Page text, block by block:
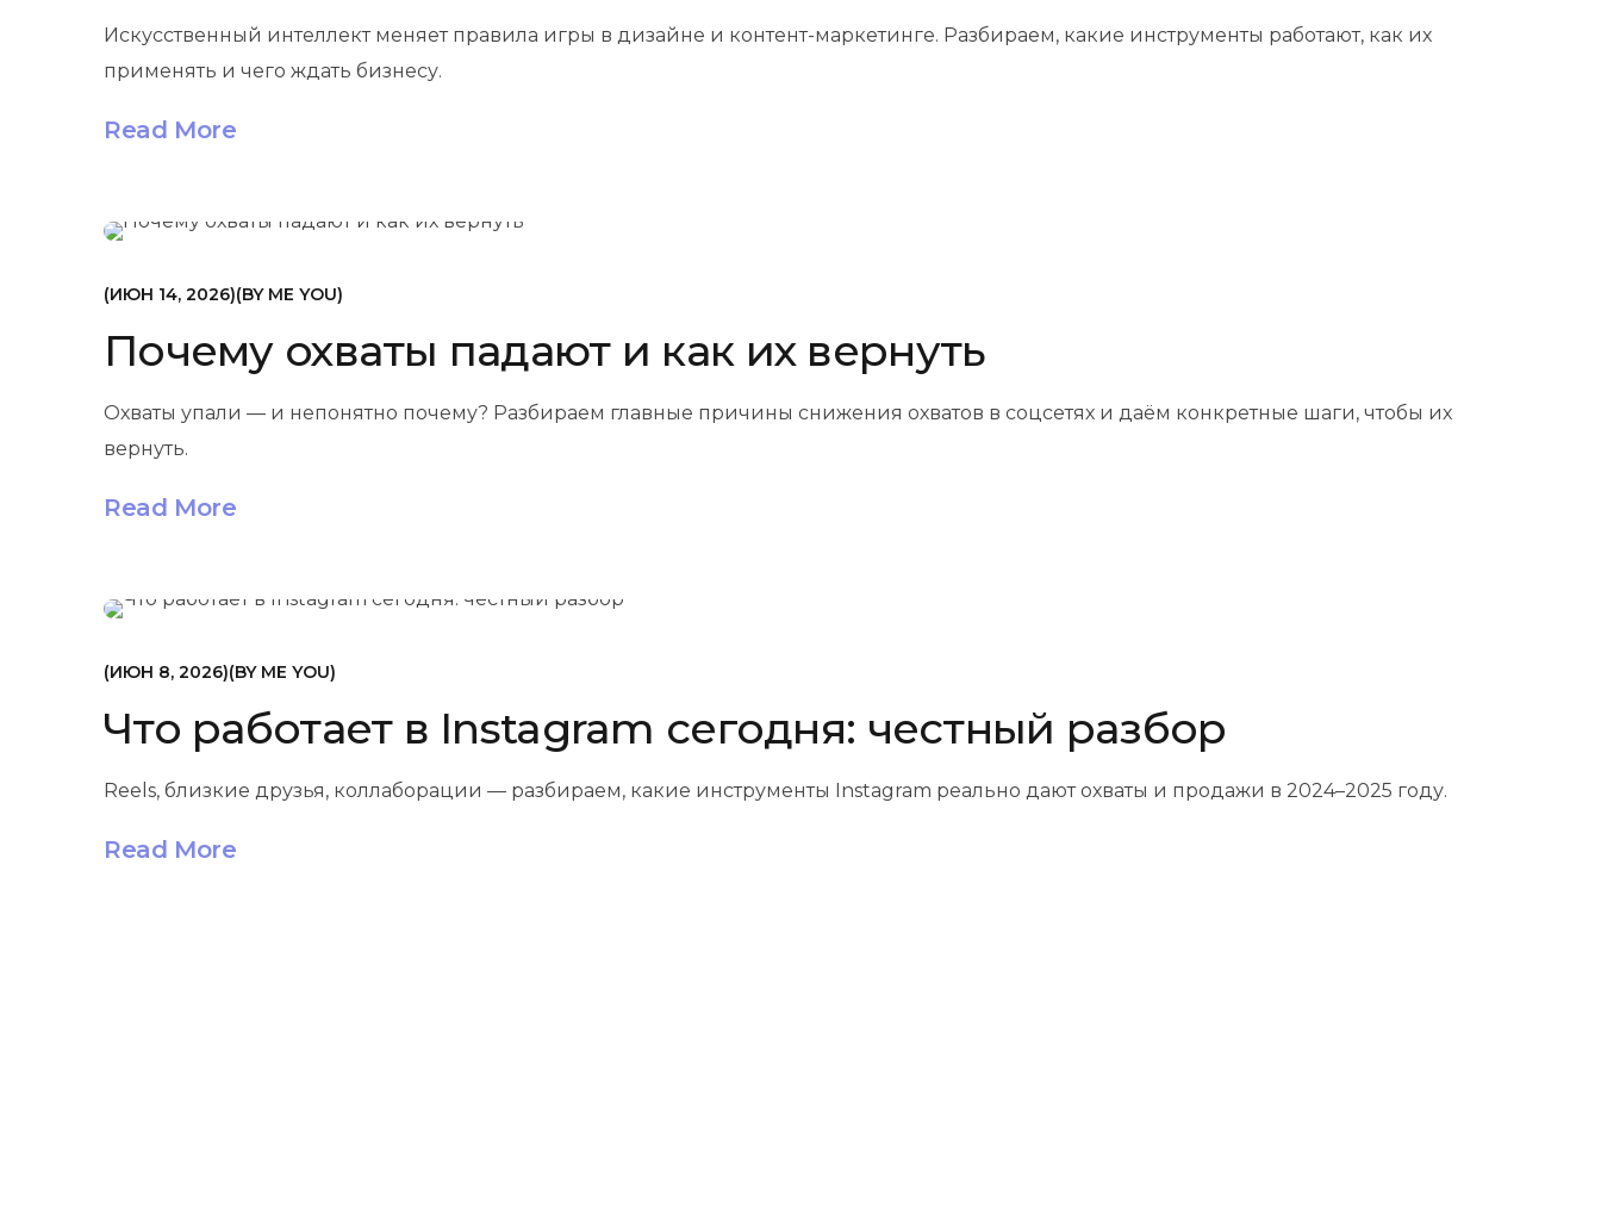
Искусственный интеллект меняет правила игры в дизайне и контент-маркетинге. Разбираем, какие инструменты работают, как их
применять и чего ждать бизнесу.
Read More
МАРКЕТИНГ
ИЮН 14, 2026 BY ME YOU
Почему охваты падают и как их вернуть
Охваты упали — и непонятно почему? Разбираем главные причины снижения охватов в соцсетях и даём конкретные шаги, чтобы их
вернуть.
Read More
МАРКЕТИНГ
ИЮН 8, 2026 BY ME YOU
Что работает в Instagram сегодня: честный разбор
Reels, близкие друзья, коллаборации — разбираем, какие инструменты Instagram реально дают охваты и продажи в 2024–2025 году.
Read More